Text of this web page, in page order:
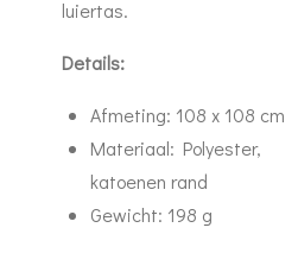
luiertas.
Details:
Afmeting: 108 x 108 cm
Materiaal: Polyester,
katoenen rand
Gewicht: 198 g